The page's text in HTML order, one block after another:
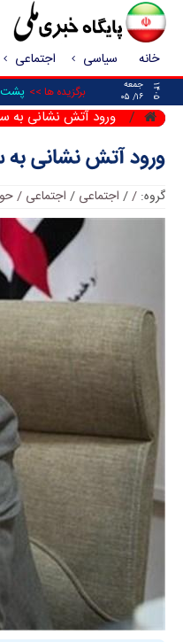
خانه سیاسی اجتماعی
۱۴۰۵
جمعه
۱۶/ ۰۵
برگزیده ها >> پشت
ورود آتش نشانی به
ورود آتش نشانی
گروه: /
/ اجتماعی / اجتماعی /